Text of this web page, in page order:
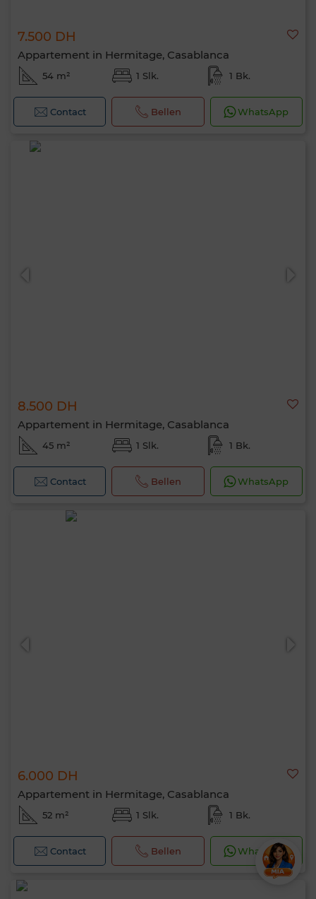
7.500 DH
Appartement in Hermitage, Casablanca
54 m² 1 Slk. 1 Bk.
Contact Bellen WhatsApp
8.500 DH
Appartement in Hermitage, Casablanca
45 m² 1 Slk. 1 Bk.
Contact Bellen WhatsApp
6.000 DH
Appartement in Hermitage, Casablanca
52 m² 1 Slk. 1 Bk.
Contact Bellen WhatsApp
0 / 500